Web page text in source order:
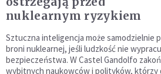
nuklearnym ryzykiem
Sztuczna inteligencja może samodzielnie
broni nuklearnej, jeśli ludzkość nie
bezpieczeństwa. W Castel Gandolfo
wybitnych naukowców i polityków, którzy